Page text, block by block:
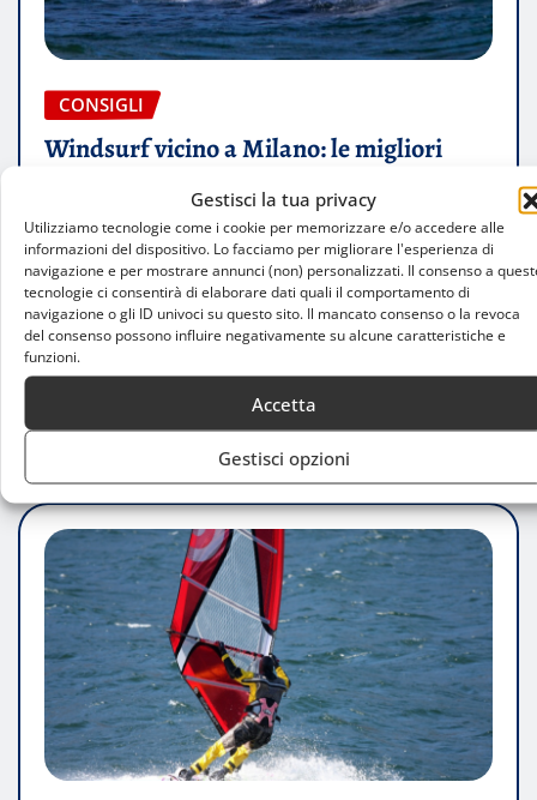
Gestisci la tua privacy
Utilizziamo tecnologie come i cookie per memorizzare e/o accedere alle
informazioni del dispositivo. Lo facciamo per migliorare l'esperienza di
navigazione e per mostrare annunci (non) personalizzati. Il consenso a
tecnologie ci consentirà di elaborare dati quali il comportamento di
navigazione o gli ID univoci su questo sito. Il mancato consenso o la revoca
del consenso possono influire negativamente su alcune caratteristiche e
funzioni.
Accetta
Gestisci opzioni
CONSIGLI
Windsurf vicino a Milano: le migliori
località per gli appassionati
Noemi Brambilla Giu 9, 2025 0
Scopri dove praticare windsurf nei dintorni di
Milano, tra laghi e venti ideali per ogni livello
Introduzione Il windsurf è…